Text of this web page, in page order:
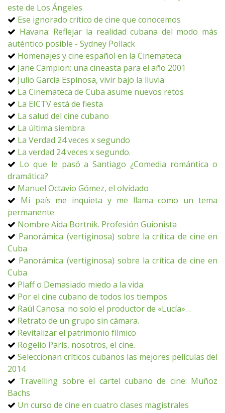
este de Los Ángeles
Ese ignorado crítico de cine que conocemos
Havana: Reflejar la realidad cubana del modo más
auténtico posible - Sydney Pollack
Homenajes y cine español en la Cinemateca
Jane Campion: una cineasta para el año 2001
Julio García Espinosa, vivir bajo la lluvia
La Cinemateca de Cuba asume nuevos retos
La EICTV está de fiesta
La salud del cine cubano
La última siembra
La Verdad 24 veces x segundo
La verdad 24 veces x segundo.
Lo que le pasó a Santiago ¿Comedia romántica o
dramática?
Manuel Octavio Gómez, el olvidado
Mi país me inquieta y me llama como un tema
permanente
Nombre Aida Bortnik. Profesión Guionista
Panorámica (vertiginosa) sobre la crítica de cine en
Cuba
Panorámica (vertiginosa) sobre la crítica de cine en
Cuba
Plaff o Demasiado miedo a la vida
Por el cine cubano de todos los tiempos
Raúl Canosa: no solo el productor de «Lucía»…
Retrato de un grupo sin cámara.
Revitalizar el patrimonio fílmico
Rogelio París, nosotros, el cine.
Seleccionan críticos cubanos las mejores películas del
2014
Travelling sobre el cartel cubano de cine: Muñoz
Bachs
Un curso de cine en cuatro clases magistrales